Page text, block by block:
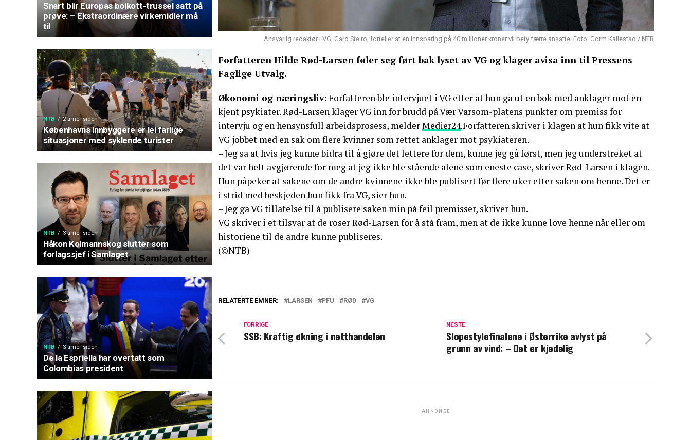
Snart blir Europas boikott-trussel satt på
prøve: – Ekstraordinære virkemidler må
til
NTB 2 timer siden
Københavns innbyggere er lei farlige
situasjoner med syklende turister
NTB 3 timer siden
Håkon Kolmannskog slutter som
forlagssjef i Samlaget
NTB 3 timer siden
De la Espriella har overtatt som
Colombias president
Ansvarlig redaktør i VG, Gard Steiro, forteller at en innsparing på 40 millioner kroner vil bety færre ansatte. Foto: Gorm Kallestad / NTB
Forfatteren Hilde Rød-Larsen føler seg ført bak lyset av VG og klager avisa inn til Pressens
Faglige Utvalg.
Økonomi og næringsliv: Forfatteren ble intervjuet i VG etter at hun ga ut en bok med anklager mot en
kjent psykiater. Rød-Larsen klager VG inn for brudd på Vær Varsom-platens punkter om premiss for
intervju og en hensynsfull arbeidsprosess, melderMedier24.Forfatteren skriver i klagen at hun fikk vite at
VG jobbet med en sak om flere kvinner som rettet anklager mot psykiateren.
– Jeg sa at hvis jeg kunne bidra til å gjøre det lettere for dem, kunne jeg gå først, men jeg understreket at
det var helt avgjørende for meg at jeg ikke ble stående alene som eneste case, skriver Rød-Larsen i klagen.
Hun påpeker at sakene om de andre kvinnene ikke ble publisert før flere uker etter saken om henne. Det er
i strid med beskjeden hun fikk fra VG, sier hun.
– Jeg ga VG tillatelse til å publisere saken min på feil premisser, skriver hun.
VG skriver i et tilsvar at de roser Rød-Larsen for å stå fram, men at de ikke kunne love henne når eller om
historiene til de andre kunne publiseres.
(©NTB)
RELATERTE EMNER: LARSEN PFU RØD VG
NESTE
Slopestylefinalene i Østerrike avlyst på
grunn av vind: – Det er kjedelig
FORRIGE
SSB: Kraftig økning i netthandelen
ANNONSE